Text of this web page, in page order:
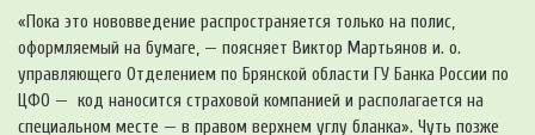
«Пока это нововведение распространяется только на полис,
оформляемый на бумаге, — поясняет Виктор Мартьянов и. о.
управляющего Отделением по Брянской области ГУ Банка России по
ЦФО — код наносится страховой компанией и располагается на
специальном месте — в правом верхнем углу бланка». Чуть позже